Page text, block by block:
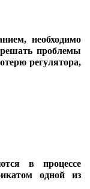
необходимо
проблемы
регулятора,
в процессе
одной из